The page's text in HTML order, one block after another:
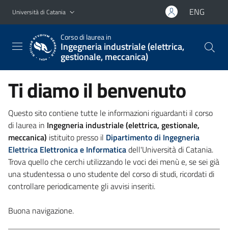
Vai al contenuto principale
Vai al menu di navigazione
Università di Catania ENG
Corso di laurea in
Ingegneria industriale (elettrica,
gestionale, meccanica)
Ti diamo il benvenuto
Questo sito contiene tutte le informazioni riguardanti il corso
di laurea in Ingegneria industriale (elettrica, gestionale,
meccanica) istituito presso il Dipartimento di Ingegneria
Elettrica Elettronica e Informaticadell'Università di Catania.
Trova quello che cerchi utilizzando le voci dei menù e, se sei già
una studentessa o uno studente del corso di studi, ricordati di
controllare periodicamente gli avvisi inseriti.
Buona navigazione.